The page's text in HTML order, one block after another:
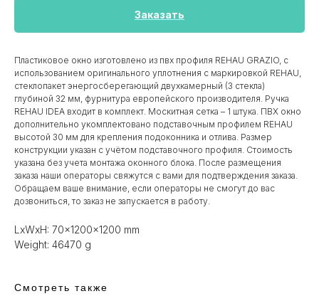
Заказать
Пластиковое окно изготовлено из пвх профиля REHAU GRAZIO, с
использованием оригинального уплотнения с маркировкой REHAU,
стеклопакет энергосберегающий двухкамерный (3 стекла)
глубиной 32 мм, фурнитура европейского производителя. Ручка
REHAU IDEA входит в комплект. Москитная сетка – 1 штука. ПВХ окно
дополнительно укомплектовано подставочным профилем REHAU
высотой 30 мм для крепления подоконника и отлива. Размер
конструкции указан c учётом подставочного профиля. Стоимость
указана без учета монтажа оконного блока. После размещения
заказа наши операторы свяжутся с вами для подтверждения заказа.
Обращаем ваше внимание, если операторы не смогут до вас
дозвониться, то заказ не запускается в работу.
LxWxH: 70x1200x1200 mm
Weight: 46470 g
Смотреть также